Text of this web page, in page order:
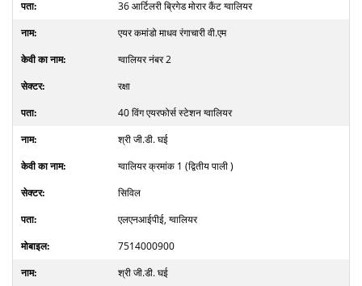
36 आर्टिलरी ब्रिगेड मोरार कैंट ग्वालियर
एयर कमांडो माधव रंगाचारी वी.एम
ग्वालियर नंबर 2
रक्षा
40 विंग एयरफोर्स स्टेशन ग्वालियर
श्री जी.डी. घई
ग्वालियर क्रमांक 1 (द्वितीय पाली )
सिविल
एलएनआईपीई, ग्वालियर
7514000900
श्री जी.डी. घई